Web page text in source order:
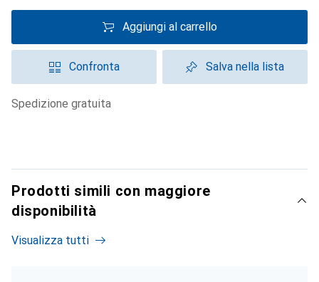
Aggiungi al carrello
Confronta Salva nella lista
spedizione gratuita
Prodotti simili con maggiore
disponibilità
Visualizza tutti